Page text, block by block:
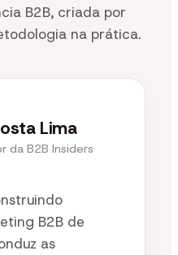
B2B, criada por
na prática.
Lima
da B2B Insiders
B2B de
as